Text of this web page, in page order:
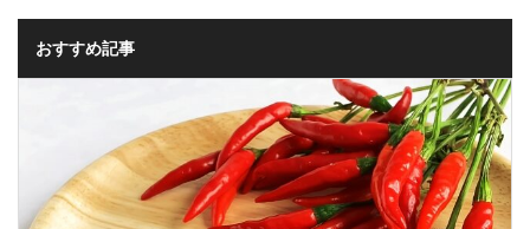
おすすめ記事